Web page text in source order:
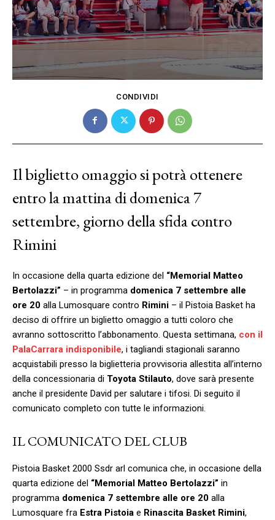
CONDIVIDI
Il biglietto omaggio si potrà ottenere
entro la mattina di domenica 7
settembre, giorno della sfida contro
Rimini
In occasione della quarta edizione del “Memorial Matteo
Bertolazzi” – in programma domenica 7 settembre alle
ore 20 alla Lumosquare contro Rimini – il Pistoia Basket ha
deciso di offrire un biglietto omaggio a tutti coloro che
avranno sottoscritto l’abbonamento. Questa settimana, con il
PalaCarrara indisponibile, i tagliandi stagionali saranno
acquistabili presso la biglietteria provvisoria allestita all’interno
della concessionaria di Toyota Stilauto, dove sarà presente
anche il presidente David per salutare i tifosi. Di seguito il
comunicato completo con tutte le informazioni.
IL COMUNICATO DEL CLUB
Pistoia Basket 2000 Ssdr arl comunica che, in occasione della
quarta edizione del “Memorial Matteo Bertolazzi” in
programma domenica 7 settembre alle ore 20 alla
Lumosquare fra Estra Pistoia e Rinascita Basket Rimini,